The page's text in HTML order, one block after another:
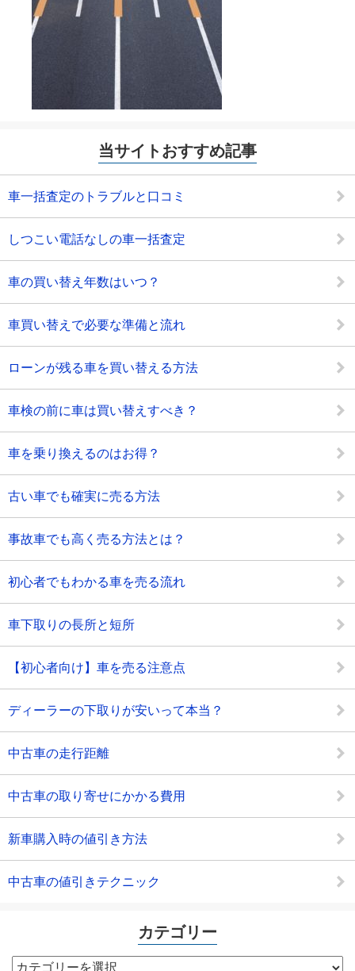
当サイトおすすめ記事
車一括査定のトラブルと口コミ
しつこい電話なしの車一括査定
車の買い替え年数はいつ？
車買い替えで必要な準備と流れ
ローンが残る車を買い替える方法
車検の前に車は買い替えすべき？
車を乗り換えるのはお得？
古い車でも確実に売る方法
事故車でも高く売る方法とは？
初心者でもわかる車を売る流れ
車下取りの長所と短所
【初心者向け】車を売る注意点
ディーラーの下取りが安いって本当？
中古車の走行距離
中古車の取り寄せにかかる費用
新車購入時の値引き方法
中古車の値引きテクニック
カテゴリー
カ